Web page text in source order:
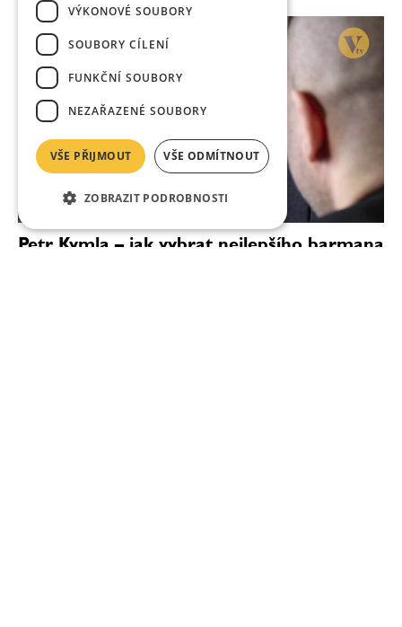
Petr Kymla – jak vybrat nejlepšího barmana
VÝKONOVÉ SOUBORY
SOUBORY CÍLENÍ
FUNKČNÍ SOUBORY
NEZAŘAZENÉ SOUBORY
VŠE PŘIJMOUT VŠE ODMÍTNOUT
ZOBRAZIT PODROBNOSTI